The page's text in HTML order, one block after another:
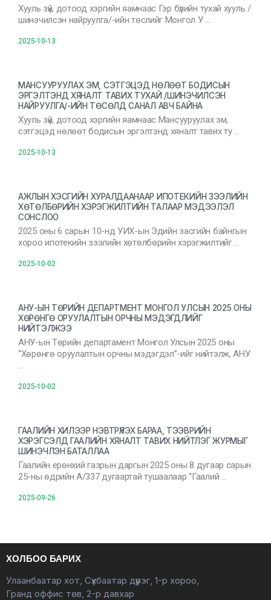
Хууль зүй, дотоод хэргийн яамнаас Гэр бүлийн тухай хууль /
шинэчилсэн найруулга/-ийн төслийг Монгол У …
2025-10-13
МАНСУУРУУЛАХ ЭМ, СЭТГЭЦЭД НӨЛӨӨТ БОДИСЫН
ЭРГЭЛТЭНД ХЯНАЛТ ТАВИХ ТУХАЙ /ШИНЭЧИЛСЭН
НАЙРУУЛГА/-ИЙН ТӨСӨЛД САНАЛ АВЧ БАЙНА
Хууль зүй, дотоод хэргийн яамнаас Мансууруулах эм,
сэтгэцэд нөлөөт бодисын эргэлтэнд хяналт тавих ту …
2025-10-13
АЖЛЫН ХЭСГИЙН ХУРАЛДААНААР ИПОТЕКИЙН ЗЭЭЛИЙН
ХӨТӨЛБӨРИЙН ХЭРЭГЖИЛТИЙН ТАЛААР МЭДЭЭЛЭЛ
СОНСЛОО
2025 оны 6 сарын 10-нд УИХ-ын Эдийн засгийн байнгын
хороо ипотекийн зээлийн хөтөлбөрийн хэрэгжилтийг …
2025-10-02
АНУ-ЫН ТӨРИЙН ДЕПАРТМЕНТ МОНГОЛ УЛСЫН 2025 ОНЫ
ХӨРӨНГӨ ОРУУЛАЛТЫН ОРЧНЫ МЭДЭГДЛИЙГ
НИЙТЭЛЖЭЭ
АНУ-ын Төрийн департамент Монгол Улсын 2025 оны
“Хөрөнгө оруулалтын орчны мэдэгдэл”-ийг нийтэлж, АНУ
…
2025-10-02
ГААЛИЙН ХИЛЭЭР НЭВТРҮҮЛЭХ БАРАА, ТЭЭВРИЙН
ХЭРЭГСЭЛД ГААЛИЙН ХЯНАЛТ ТАВИХ НИЙТЛЭГ ЖУРМЫГ
ШИНЭЧЛЭН БАТАЛЛАА
Гаалийн ерөнхий газрын даргын 2025 оны 8 дугаар сарын
25-ны өдрийн А/337 дугаартай тушаалаар “Гаалий …
2025-09-26
ХОЛБОО БАРИХ
Улаанбаатар хот, Сүхбаатар дүүрэг, 1-р хороо,
Гранд оффис төв, 2-р давхар